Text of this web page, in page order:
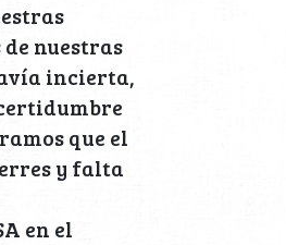
nuestras
incierta,
que el
y falta
en el